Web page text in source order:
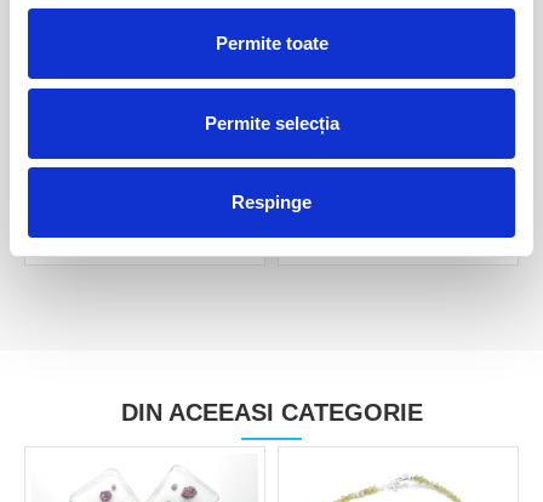
Permite toate
Permite selecția
Respinge
Diamant brut unicat m4
270,00 Lei
170,00 Lei
DIN ACEEASI CATEGORIE